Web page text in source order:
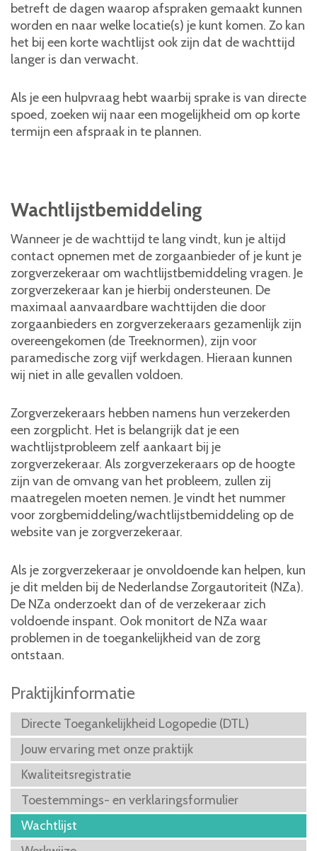
betreft de dagen waarop afspraken gemaakt kunnen
worden en naar welke locatie(s) je kunt komen. Zo kan
het bij een korte wachtlijst ook zijn dat de wachttijd
langer is dan verwacht.
Als je een hulpvraag hebt waarbij sprake is van directe
spoed, zoeken wij naar een mogelijkheid om op korte
termijn een afspraak in te plannen.
Wachtlijstbemiddeling
Wanneer je de wachttijd te lang vindt, kun je altijd
contact opnemen met de zorgaanbieder of je kunt je
zorgverzekeraar om wachtlijstbemiddeling vragen. Je
zorgverzekeraar kan je hierbij ondersteunen. De
maximaal aanvaardbare wachttijden die door
zorgaanbieders en zorgverzekeraars gezamenlijk zijn
overeengekomen (de Treeknormen), zijn voor
paramedische zorg vijf werkdagen. Hieraan kunnen
wij niet in alle gevallen voldoen.
Zorgverzekeraars hebben namens hun verzekerden
een zorgplicht. Het is belangrijk dat je een
wachtlijstprobleem zelf aankaart bij je
zorgverzekeraar. Als zorgverzekeraars op de hoogte
zijn van de omvang van het probleem, zullen zij
maatregelen moeten nemen. Je vindt het nummer
voor zorgbemiddeling/wachtlijstbemiddeling op de
website van je zorgverzekeraar.
Als je zorgverzekeraar je onvoldoende kan helpen, kun
je dit melden bij de Nederlandse Zorgautoriteit (NZa).
De NZa onderzoekt dan of de verzekeraar zich
voldoende inspant. Ook monitort de NZa waar
problemen in de toegankelijkheid van de zorg
ontstaan.
Praktijkinformatie
Directe Toegankelijkheid Logopedie (DTL)
Jouw ervaring met onze praktijk
Kwaliteitsregistratie
Toestemmings- en verklaringsformulier
Wachtlijst